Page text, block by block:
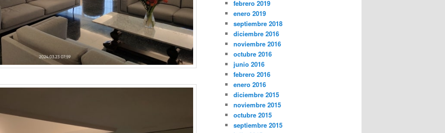
febrero 2019
enero 2019
septiembre 2018
diciembre 2016
noviembre 2016
octubre 2016
junio 2016
febrero 2016
enero 2016
diciembre 2015
noviembre 2015
octubre 2015
septiembre 2015